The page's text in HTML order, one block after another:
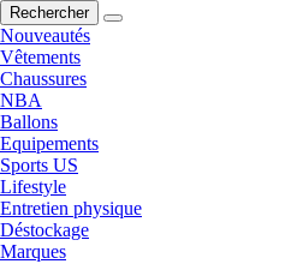
Rechercher
Nouveautés
Vêtements
Chaussures
NBA
Ballons
Equipements
Sports US
Lifestyle
Entretien physique
Déstockage
Marques